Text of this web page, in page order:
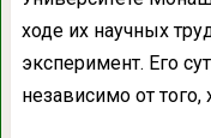
ходе их научных
эксперимент. Его
независимо от того,